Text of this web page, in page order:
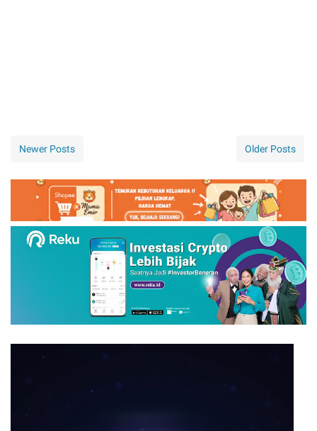
Newer Posts Older Posts